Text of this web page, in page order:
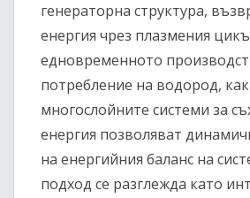
генераторна структура,
енергия чрез плазмения
едновременното
потребление на водород,
многослойните системи за
енергия позволяват
на енергийния баланс на
подход се разглежда като